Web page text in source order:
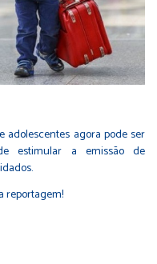
adolescentes agora pode ser
estimular a emissão de
reportagem!